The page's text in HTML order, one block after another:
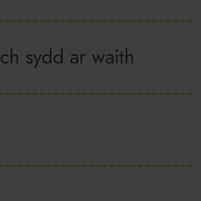
sydd ar waith